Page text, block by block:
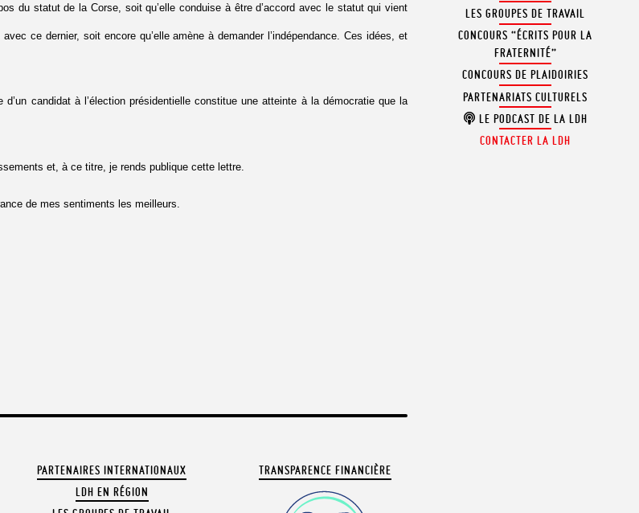
du statut de la Corse, soit qu’elle conduise à être d’accord avec le statut qui vient
ce dernier, soit encore qu’elle amène à demander l’indépendance. Ces idées, et
candidat à l’élection présidentielle constitue une atteinte à la démocratie que la
et, à ce titre, je rends publique cette lettre.
de mes sentiments les meilleurs.
PARTENAIRES INTERNATIONAUX
LDH EN RÉGION
TRANSPARENCE FINANCIÈRE
LES GROUPES DE TRAVAIL
CONCOURS “ÉCRITS POUR LA
FRATERNITÉ”
CONCOURS DE PLAIDOIRIES
PARTENARIATS CULTURELS
LE PODCAST DE LA LDH
CONTACTER LA LDH